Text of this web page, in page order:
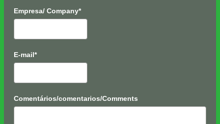
Empresa/ Company*
E-mail*
Comentários/comentarios/Comments